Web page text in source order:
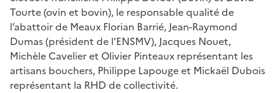
Tourte (ovin et bovin), le responsable qualité de
l’abattoir de Meaux Florian Barrié, Jean-Raymond
Dumas (président de l’ENSMV), Jacques Nouet,
Michèle Cavelier et Olivier Pinteaux représentant les
artisans bouchers, Philippe Lapouge et Mickaël Dubois
représentant la RHD de collectivité.